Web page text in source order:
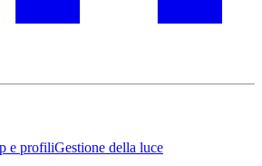
e profiliGestione della luce